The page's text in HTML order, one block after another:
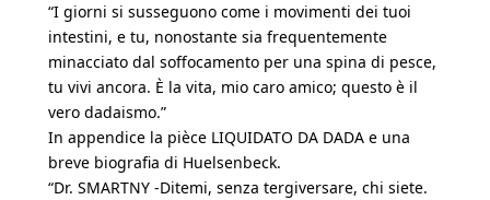
“I giorni si susseguono come i movimenti dei tuoi
intestini, e tu, nonostante sia frequentemente
minacciato dal soffocamento per una spina di pesce,
tu vivi ancora. È la vita, mio caro amico; questo è il
vero dadaismo.”
In appendice la pièce LIQUIDATO DA DADA e una
breve biografia di Huelsenbeck.
“Dr. SMARTNY -Ditemi, senza tergiversare, chi siete.